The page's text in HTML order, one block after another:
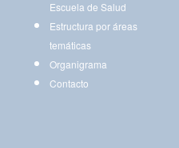
Escuela de Salud
Estructura por áreas
temáticas
Organigrama
Contacto